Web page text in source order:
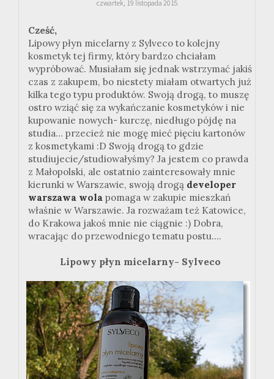
czwartek, 19 listopada 2015
Cześć,
Lipowy płyn micelarny z Sylveco to kolejny
kosmetyk tej firmy, który bardzo chciałam
wypróbować. Musiałam się jednak wstrzymać jakiś
czas z zakupem, bo niestety miałam otwartych już
kilka tego typu produktów. Swoją drogą, to muszę
ostro wziąć się za wykańczanie kosmetyków i nie
kupowanie nowych- kurczę, niedługo pójdę na
studia... przecież nie mogę mieć pięciu kartonów
z kosmetykami :D Swoją drogą to gdzie
studiujecie/studiowałyśmy? Ja jestem co prawda
z Małopolski, ale ostatnio zainteresowały mnie
kierunki w Warszawie, swoją drogą developer
warszawa wola pomaga w zakupie mieszkań
właśnie w Warszawie. Ja rozważam też Katowice,
do Krakowa jakoś mnie nie ciągnie :) Dobra,
wracając do przewodniego tematu postu....
Lipowy płyn micelarny- Sylveco